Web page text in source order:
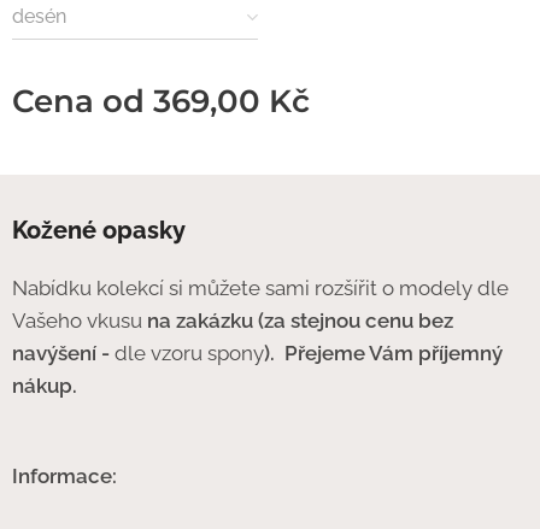
desén
Cena od 369,00 Kč
Kožené opasky
Nabídku kolekcí si můžete sami rozšířit o modely dle
Vašeho vkusu na zakázku (za stejnou cenu bez
navýšení - dle vzoru spony). Přejeme Vám příjemný
nákup.
Informace: